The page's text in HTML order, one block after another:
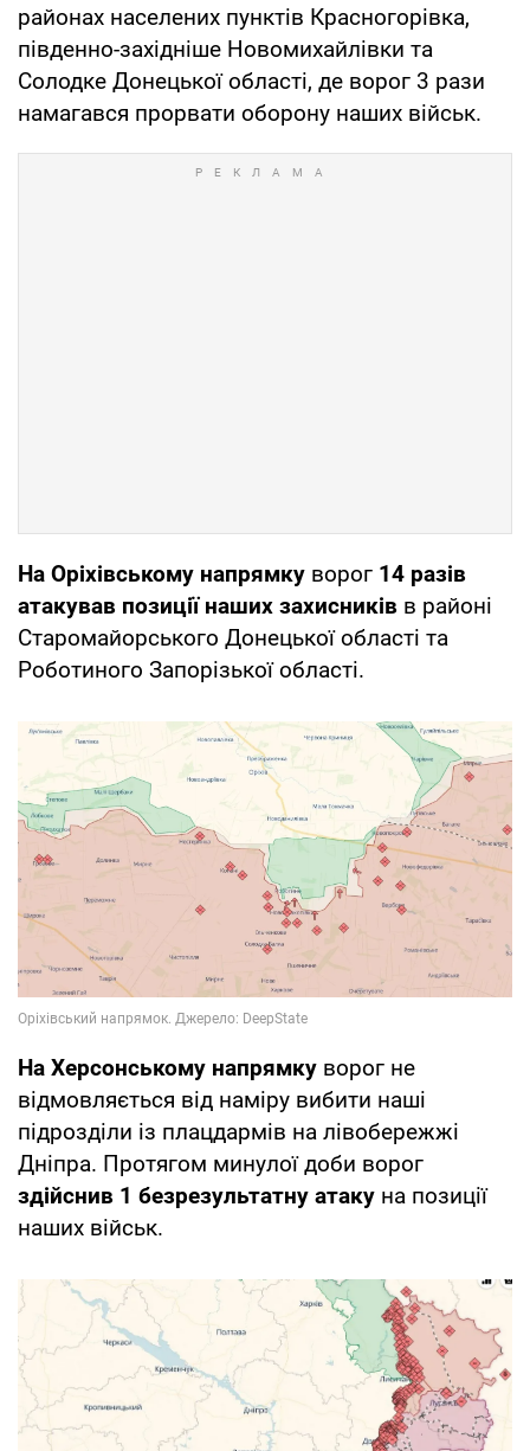
районах населених пунктів Красногорівка,
південно-західніше Новомихайлівки та
Солодке Донецької області, де ворог 3 рази
намагався прорвати оборону наших військ.
На Оріхівському напрямку ворог 14 разів
атакував позиції наших захисників в районі
Старомайорського Донецької області та
Роботиного Запорізької області.
На Херсонському напрямку ворог не
відмовляється від наміру вибити наші
підрозділи із плацдармів на лівобережжі
Дніпра. Протягом минулої доби ворог
здійснив 1 безрезультатну атаку на позиції
наших військ.